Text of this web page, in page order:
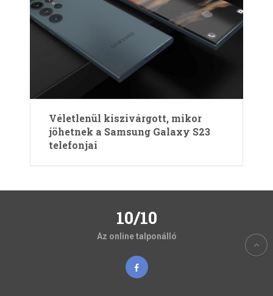
Véletlenül kiszivárgott, mikor
jöhetnek a Samsung Galaxy S23
telefonjai
10/10
Az online talponálló